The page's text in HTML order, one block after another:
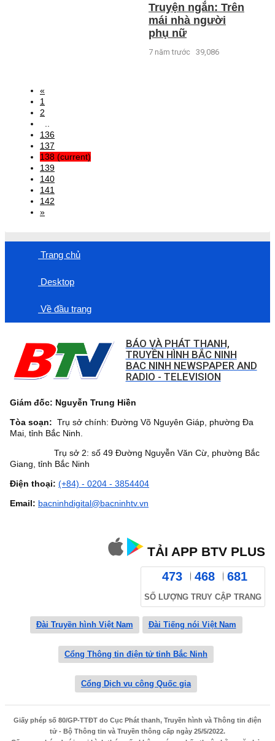
Truyện ngắn: Trên
mái nhà người
phụ nữ
7 năm trước 39,086
«
1
2
136
137
138 (current)
139
140
141
142
»
Trang chủ
Desktop
Về đầu trang
BÁO VÀ PHÁT THANH,
TRUYỀN HÌNH BẮC NINH
BAC NINH NEWSPAPER AND
RADIO - TELEVISION
Giám đốc: Nguyễn Trung Hiền
Tòa soạn: Trụ sở chính: Đường Võ Nguyên Giáp, phường Đa
Mai, tỉnh Bắc Ninh.
Trụ sở 2: số 49 Đường Nguyễn Văn Cừ, phường Bắc
Giang, tỉnh Bắc Ninh
Điện thoại: (+84) - 0204 - 3854404
Email: bacninhdigital@bacninhtv.vn
TẢI APP BTV PLUS
473 468 681
SỐ LƯỢNG TRUY CẬP TRANG
Đài Truyền hình Việt Nam Đài Tiếng nói Việt Nam
Cổng Thông tin điện tử tỉnh Bắc Ninh
Cổng Dịch vụ công Quốc gia
Giấy phép số 80/GP-TTĐT do Cục Phát thanh, Truyền hình và Thông tin điện
tử - Bộ Thông tin và Truyền thông cấp ngày 25/5/2022.